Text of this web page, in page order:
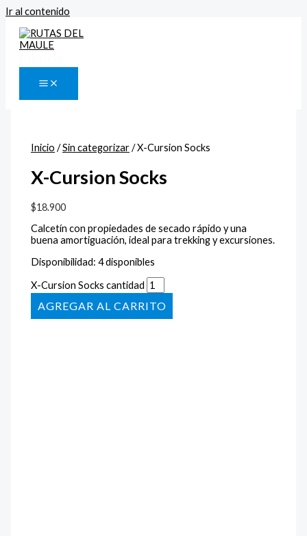
Ir al contenido
Inicio /Sin categorizar/ X-Cursion Socks
X-Cursion Socks
$18.900
Calcetín con propiedades de secado rápido y una
buena amortiguación, ideal para trekking y excursiones.
Disponibilidad: 4 disponibles
X-Cursion Socks cantidad
AÑADIR AL CARRITO